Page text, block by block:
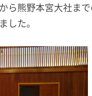
ら熊野本宮大社ま
した。